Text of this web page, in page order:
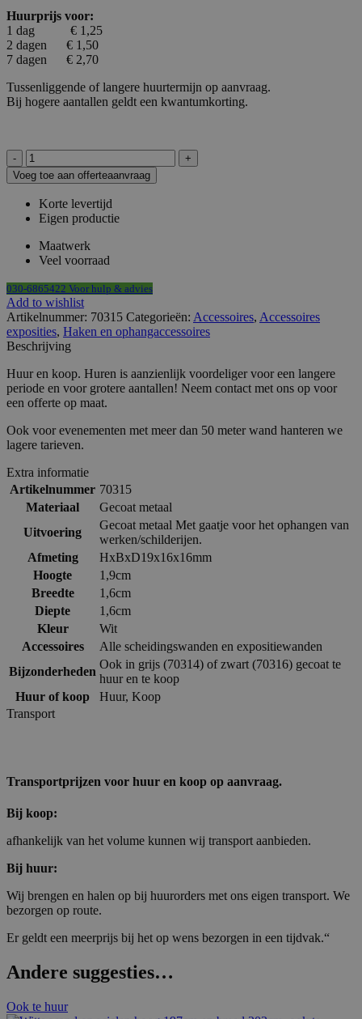
Huurprijs voor:
1 dag € 1,25
2 dagen € 1,50
7 dagen € 2,70
Tussenliggende of langere huurtermijn op aanvraag.
Bij hogere aantallen geldt een kwantumkorting.
SD20
ophanghaakje
wit
aantal
Voeg toe aan offerteaanvraag
Korte levertijd
Eigen productie
Maatwerk
Veel voorraad
030-6865422 Voor hulp & advies
Add to wishlist
Artikelnummer: 70315 Categorieën: Accessoires, Accessoires
exposities, Haken en ophangaccessoires
Beschrijving
Huur en koop. Huren is aanzienlijk voordeliger voor een langere
periode en voor grotere aantallen! Neem contact met ons op voor
een offerte op maat.
Ook voor evenementen met meer dan 50 meter wand hanteren we
lagere tarieven.
Extra informatie
Artikelnummer 70315
Materiaal
Gecoat metaal
Uitvoering
Gecoat metaal Met gaatje voor het ophangen van
werken/schilderijen.
Afmeting
HxBxD19x16x16mm
Hoogte
1,9cm
Breedte
1,6cm
Diepte
1,6cm
Kleur
Wit
Accessoires
Alle scheidingswanden en expositiewanden
Bijzonderheden
Ook in grijs (70314) of zwart (70316) gecoat te
huur en te koop
Huur of koop
Huur, Koop
Transport
Transportprijzen voor huur en koop op aanvraag.
Bij koop:
afhankelijk van het volume kunnen wij transport aanbieden.
Bij huur:
Wij brengen en halen op bij huurorders met ons eigen transport. We
bezorgen op route.
Er geldt een meerprijs bij het op wens bezorgen in een tijdvak.“
Andere suggesties…
Ook te huur